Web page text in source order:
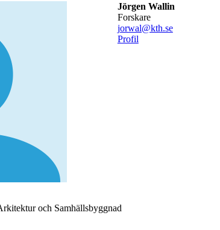
Jörgen Wallin
forskare
jorwal@kth.se
Profil
och Samhällsbyggnad